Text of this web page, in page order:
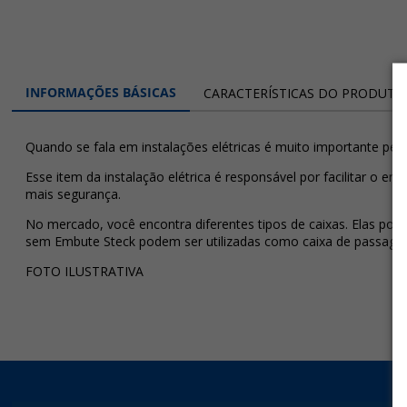
INFORMAÇÕES BÁSICAS CARACTERÍSTICAS DO PRODUTO
Quando se fala em instalações elétricas é muito importante
Esse item da instalação elétrica é responsável por facilitar o
mais segurança.
No mercado, você encontra diferentes tipos de caixas. Elas
sem Embute Steck podem ser utilizadas como caixa de
FOTO ILUSTRATIVA